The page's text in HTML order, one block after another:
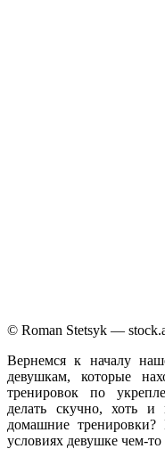
© Roman Stetsyk —
Вернемся к началу
девушкам, которые
тренировок по
делать скучно, хоть и
домашние
условиях девушке чем-